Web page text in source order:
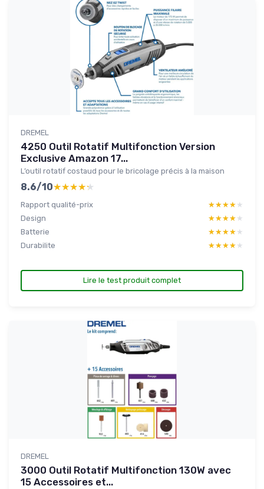
DREMEL
4250 Outil Rotatif Multifonction Version
Exclusive Amazon 17...
L’outil rotatif costaud pour le bricolage précis à la maison
8.6/10★★★★★
★★★★★
Rapport qualité-prix ★★★★★
★★★★★
Design
★★★★★
★★★★★
Batterie
★★★★★
★★★★★
Durabilite
★★★★★
★★★★★
Lire le test produit complet
DREMEL
3000 Outil Rotatif Multifonction 130W avec
15 Accessoires et...